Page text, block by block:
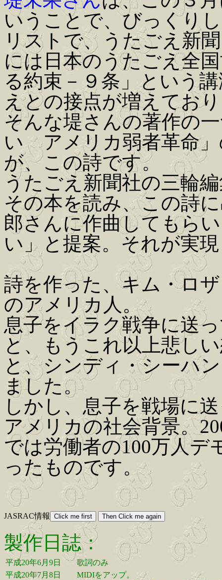
いうことで、びっくり
リストで、うたごえ新
には日本のうたごえ全
る約束－９条」という
えとの接点が増えてお
そんな堤さんの著作の
い アメリカ弱者革命」
が、この詩です。
うたごえ新聞社の三輪
その本を読み、この詩
郎さんに作曲してもら
い」と提案。それが実
詩を作った、キム・ロ
のアメリカ人。
息子をイラク戦争に送
と、もうこれ以上悲し
と、シンディ・シーハ
ました。
しかし、息子を戦場に
アメリカの社会背景。
では労働者の100万人デ
ったものです。
JASRAC情報
製作日誌：
平成20年6月9日
歌詞のみ
平成20年7月8日
MIDIをアップ。